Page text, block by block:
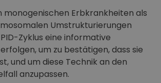
monogenischen Erbkrankheiten als
Umstrukturierungen
Zyklus eine informative
um zu bestätigen, dass sie
und um diese Technik an den
anzupassen.